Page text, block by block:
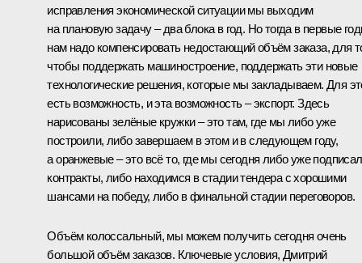
исправления экономической ситуации мы выходим
на плановую задачу – два блока в год. Но тогда в первые
нам надо компенсировать недостающий объём заказа, для
чтобы поддержать машиностроение, поддержать эти новые
технологические решения, которые мы закладываем. Для
есть возможность, и эта возможность – экспорт. Здесь
нарисованы зелёные кружки – это там, где мы либо уже
построили, либо завершаем в этом и в следующем году,
а оранжевые – это всё то, где мы сегодня либо уже
контракты, либо находимся в стадии тендера с хорошими
шансами на победу, либо в финальной стадии переговоров.
Объём колоссальный, мы можем получить сегодня очень
большой объём заказов. Ключевые условия, Дмитрий